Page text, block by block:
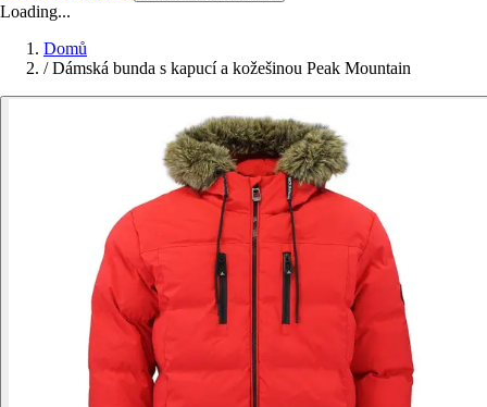
Loading...
Domů
/ Dámská bunda s kapucí a kožešinou Peak Mountain